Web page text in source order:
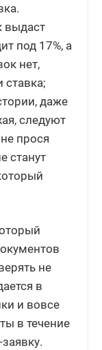
выдаст
под 17%, а
нет,
ставка;
даже
следуют
прося
станут
не
в
и вовсе
в течение